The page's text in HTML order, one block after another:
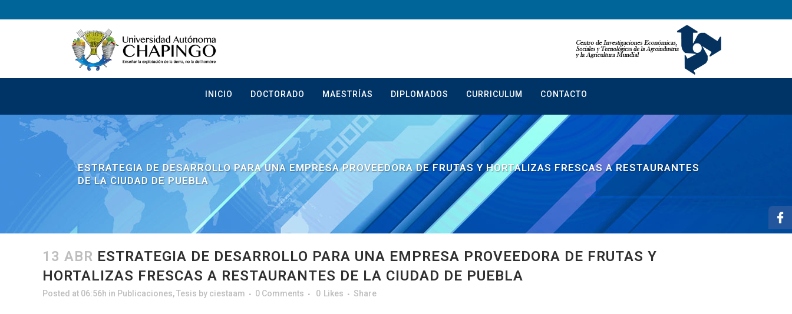
INICIO DOCTORADO MAESTRÍAS DIPLOMADOS CURRICULUM CONTACTO
ESTRATEGIA DE DESARROLLO PARA UNA EMPRESA PROVEEDORA DE FRUTAS Y HORTALIZAS FRESCAS A RESTAURANTES
DE LA CIUDAD DE PUEBLA
13 ABR ESTRATEGIA DE DESARROLLO PARA UNA EMPRESA PROVEEDORA DE FRUTAS Y
HORTALIZAS FRESCAS A RESTAURANTES DE LA CIUDAD DE PUEBLA
Posted at 06:56h in Publicaciones,Tesis by ciestaam 0 Comments 0 Likes Share